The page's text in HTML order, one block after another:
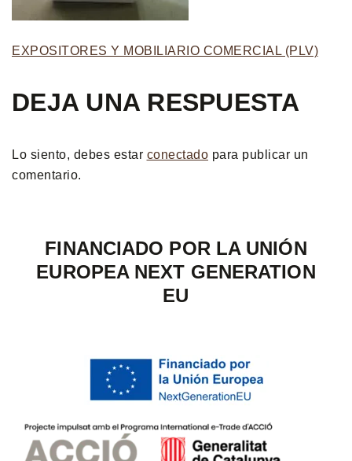
EXPOSITORES Y MOBILIARIO COMERCIAL (PLV)
DEJA UNA RESPUESTA
Lo siento, debes estar conectado para publicar un
comentario.
FINANCIADO POR LA UNIÓN
EUROPEA NEXT GENERATION
EU